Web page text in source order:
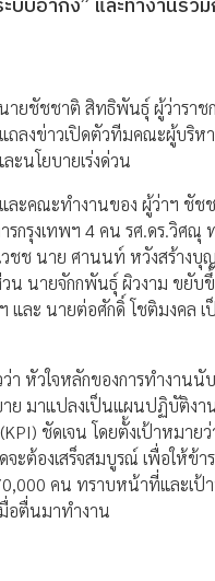
บบอากง” และทำงานร่ว
ายชัชชาติ สิทธิพันธุ์ ผู้ว่าราช
ถลงข่าวเปิดตัวทีมคณะผู้บริห
ะนโยบายเร่งด่วน
ละคณะทำงานของ ผู้ว่าฯ ชัช
ารกรุงเทพฯ 4 คน รศ.ดร.วิศ
วชช นาย ศานนท์ หวังสร้าง
น นายจักกพันธุ์ ผิวงาม ขยับ
และ นายต่อศักดิ์ โชติมงคล
า หัวใจหลักของการทำงานนั
ย มาแปลงเป็นแผนปฏิบัติงา
ชัดเจน โดยตั้งเป้าหมาย
ะต้องเสร็จสมบูรณ์ เพื่อให้ข้า
คน ทราบหน้าที่และเป้
อตื่นมาทำงาน